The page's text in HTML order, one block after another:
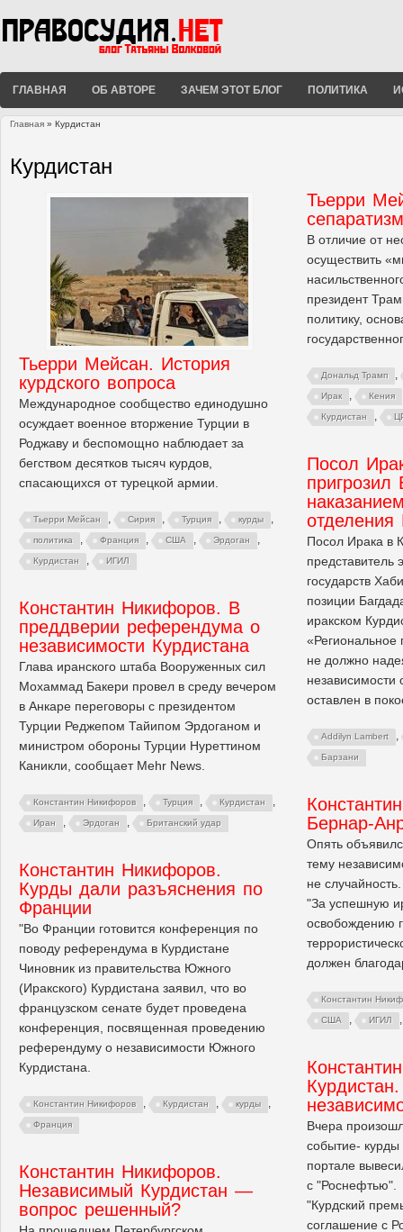
ГЛАВНАЯ ОБ АВТОРЕ ЗАЧЕМ ЭТОТ БЛОГ ПОЛИТИКА
Главная » Курдистан
Курдистан
Тьерри Мейсан. История
курдского вопроса
Международное сообщество единодушно
осуждает военное вторжение Турции в
Роджаву и беспомощно наблюдает за
бегством десятков тысяч курдов,
спасающихся от турецкой армии.
Тьерри Мейсан , Сирия , Турция , курды ,
политика , Франция , США , Эрдоган ,
Курдистан , ИГИЛ
Тьерри
сепаратизм
В отличие от
осуществить
президент
политику,
Дональд Трамп ,
Ирак , Кения
Курдистан ,
Посол
пригрозил
отделения
Посол Ирака в
представитель
государств
позиции
иракском
«Региональное
не должно
независимости
оставлен в
Addilyn Lambert ,
Барзани
Константин Никифоров. В
преддверии референдума о
независимости Курдистана
Глава иранского штаба Вооруженных сил
Мохаммад Бакери провел в среду вечером
в Анкаре переговоры с президентом
Турции Реджепом Тайипом Эрдоганом и
министром обороны Турции Нуреттином
Каникли, сообщает Mehr News.
Константин Никифоров , Турция , Курдистан ,
Иран , Эрдоган , Британский удар
Бернар-
Опять
тему
не случайность.
"За успешную
освобождению
должен
Константин
США , ИГИЛ
Константин Никифоров.
Курды дали разъяснения по
Франции
"Во Франции готовится конференция по
поводу референдума в Курдистане
Чиновник из правительства Южного
(Иракского) Курдистана заявил, что во
французском сенате будет проведена
конференция, посвященная проведению
референдуму о независимости Южного
Курдистана.
Константин Никифоров , Курдистан , курды ,
Франция
Вчера
событие-
портале
с "Роснефтью".
"Курдский
соглашение с
Константин Никифоров.
Независимый Курдистан —
вопрос решенный?